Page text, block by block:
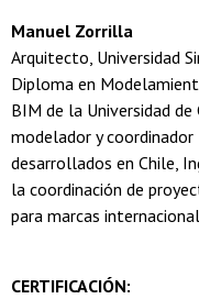
Manuel Zorrilla
Arquitecto, Universidad
Diploma en
BIM de la Universidad
modelador y
desarrollados en Chile,
la coordinación de
para marcas
CERTIFICACIÓN: